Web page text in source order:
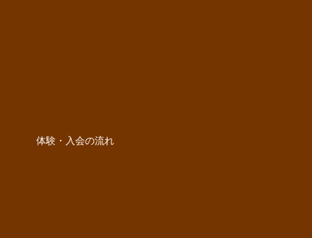
体験・入会の流れ